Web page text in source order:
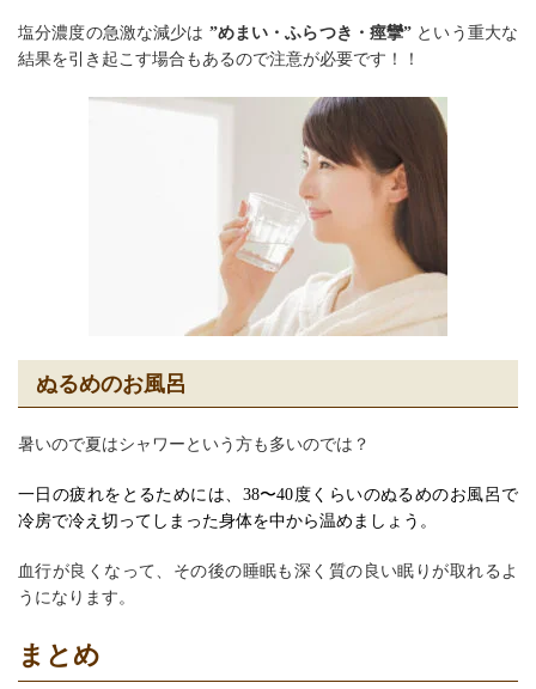
塩分濃度の急激な減少は ”めまい・ふらつき・痙攣” という重大な
結果を引き起こす場合もあるので注意が必要です！！
ぬるめのお風呂
暑いので夏はシャワーという方も多いのでは？
一日の疲れをとるためには、38〜40度くらいのぬるめのお風呂で
冷房で冷え切ってしまった身体を中から温めましょう。
血行が良くなって、その後の睡眠も深く質の良い眠りが取れるよ
うになります。
まとめ